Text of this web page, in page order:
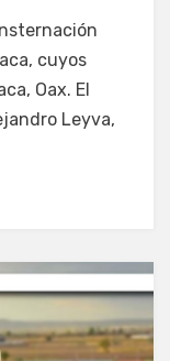
cuyos
Oax. El
Leyva,